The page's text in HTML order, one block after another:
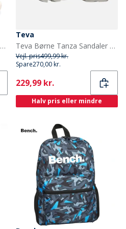
Bisgaard Børne Nataly Nico Sandal Dark Brown
Teva
Teva Børne Tanza Sandaler Grå/Navy
Vejl. pris499,99 kr.
Spare270,00 kr.
Current
229,99 kr.
Halv pris eller mindre